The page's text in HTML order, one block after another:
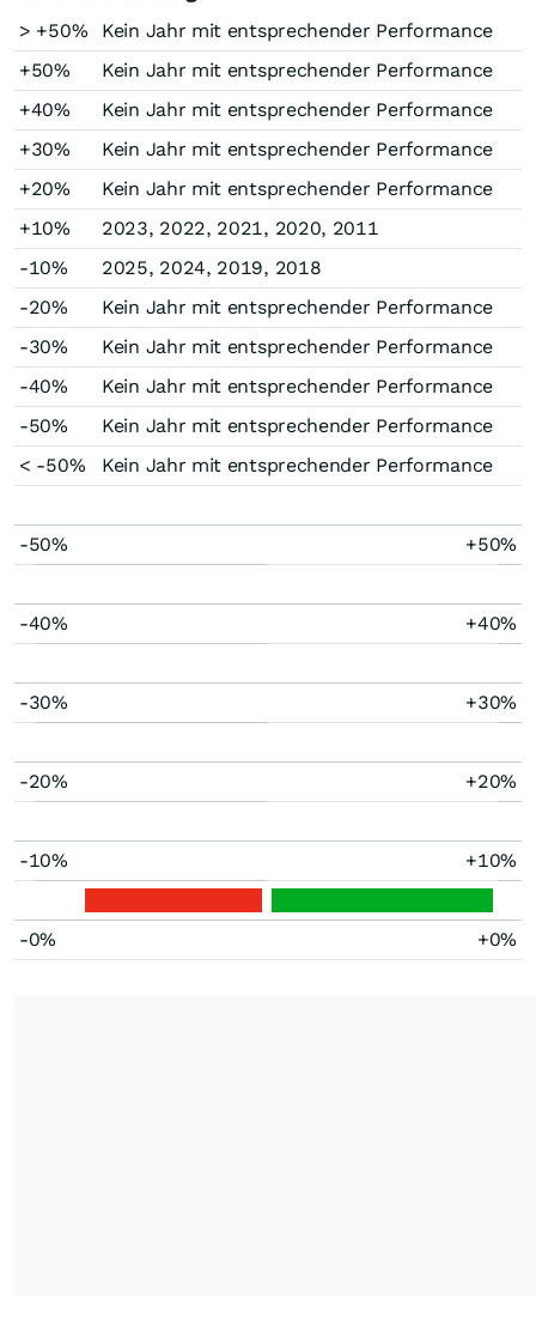
> +50%
Kein Jahr mit entsprechender Performance
+50%
Kein Jahr mit entsprechender Performance
+40%
Kein Jahr mit entsprechender Performance
+30%
Kein Jahr mit entsprechender Performance
+20%
Kein Jahr mit entsprechender Performance
+10%
2023, 2022, 2021, 2020, 2011
-10%
2025, 2024, 2019, 2018
-20%
Kein Jahr mit entsprechender Performance
-30%
Kein Jahr mit entsprechender Performance
-40%
Kein Jahr mit entsprechender Performance
-50%
Kein Jahr mit entsprechender Performance
< -50%
Kein Jahr mit entsprechender Performance
-50% +50%
-40% +40%
-30% +30%
-20% +20%
-10% +10%
-0% +0%